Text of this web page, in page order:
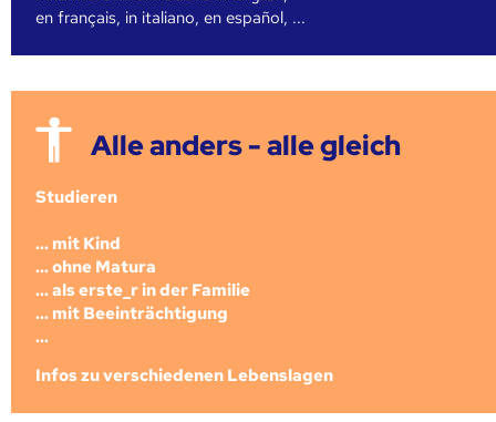
en français, in italiano, en español, ...
Alle anders - alle gleich
Studieren
... mit Kind
... ohne Matura
... als erste_r in der Familie
... mit Beeinträchtigung
...
Infos zu verschiedenen Lebenslagen